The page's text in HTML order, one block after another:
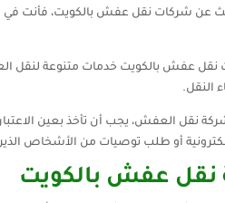
عن شركات نقل عفش بالكويت، فأنت في
نقل عفش بالكويت خدمات متنوعة لنقل
النقل.
شركة نقل العفش، يجب أن تأخذ بعين
أو طلب توصيات من الأشخاص
نقل عفش بالكويت